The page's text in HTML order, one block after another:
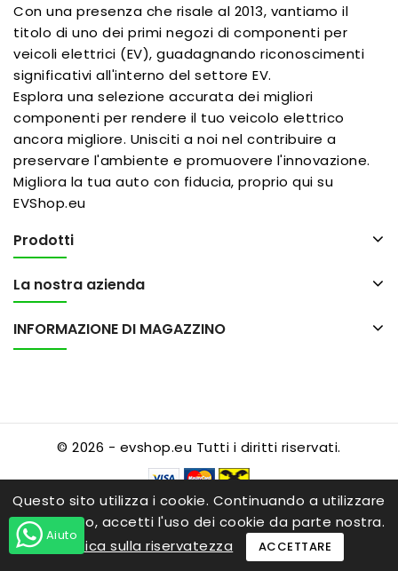
Con una presenza che risale al 2013, vantiamo il
titolo di uno dei primi negozi di componenti per
veicoli elettrici (EV), guadagnando riconoscimenti
significativi all'interno del settore EV.
Esplora una selezione accurata dei migliori
componenti per rendere il tuo veicolo elettrico
ancora migliore. Unisciti a noi nel contribuire a
preservare l'ambiente e promuovere l'innovazione.
Migliora la tua auto con fiducia, proprio qui su
EVShop.eu
Prodotti
La nostra azienda
INFORMAZIONE DI MAGAZZINO
Questo sito utilizza i cookie. Continuando a utilizzare
questo sito, accetti l'uso dei cookie da parte nostra.
politica sulla riservatezza
ACCETTARE
© 2026 - evshop.eu Tutti i diritti riservati.
Aiuto